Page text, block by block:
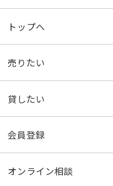
トップへ
売りたい
貸したい
会員登録
オンライン相談